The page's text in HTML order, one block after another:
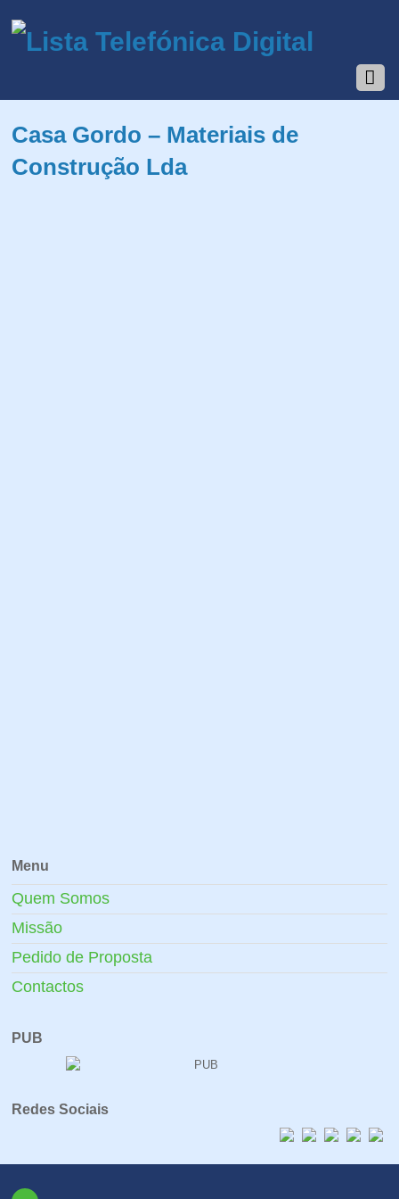
Casa Gordo – Materiais de
Construção Lda
Menu
Quem Somos
Missão
Pedido de Proposta
Contactos
PUB
Redes Sociais